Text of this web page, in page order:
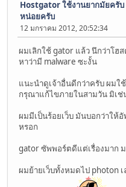
Hostgator ใช้งานยากมัยครั
หน่อยครับ
12 มกราคม 2012, 20:52:34
ผมเลิกใช้ gator แล้ว นึกว่าโฮ
หาว่ามี malware ซะงั้น
แนะนำดูเจ้าอื่นดีกว่าครับ ผมใ
กรุณาแก้ไขภายในสามวัน มิเช่
ผมมีเป็นร้อยเว็บ มันบอกว่าให้
หรอก
gator ซัพพอร์ตดีแต่เรื่องมาก
ผมย้ายเว็บทั้งหมดไป photon